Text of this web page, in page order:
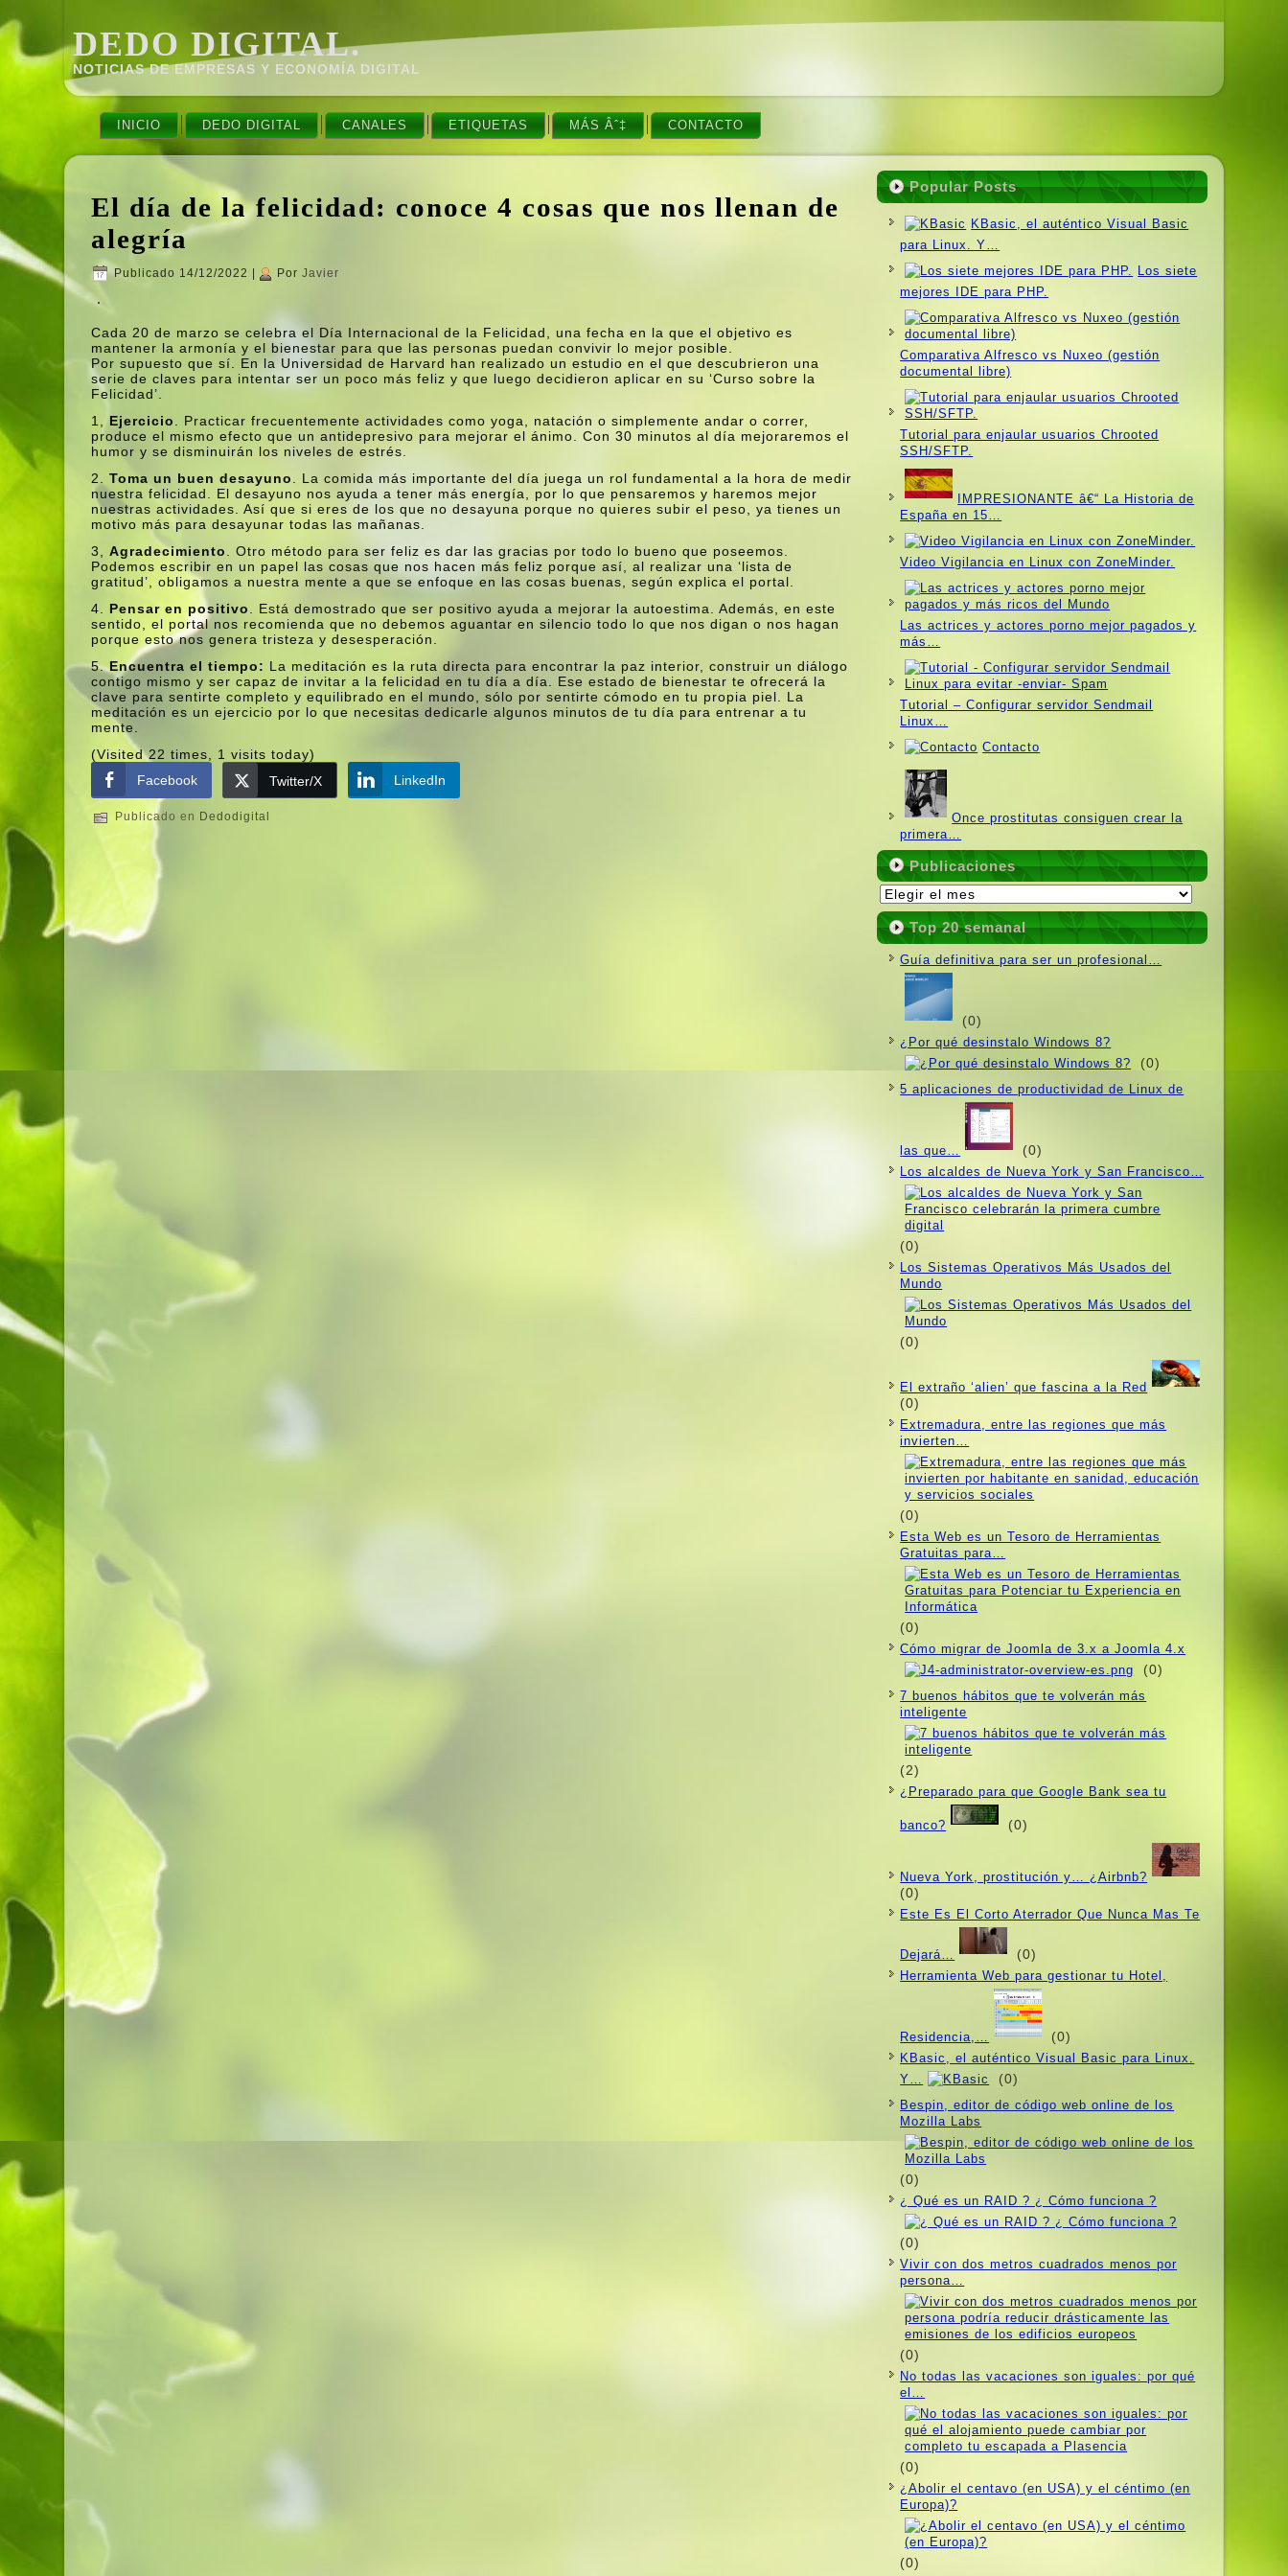
DEDO DIGITAL.
NOTICIAS DE EMPRESAS Y ECONOMÍ­A DIGITAL
INICIO DEDO DIGITAL CANALES ETIQUETAS MÁS Âˆ‡ CONTACTO
El dí­a de la felicidad: conoce 4 cosas que nos llenan de
alegrí­a
Publicado 14/12/2022 Por Javier
Cada 20 de marzo se celebra el Dí­a Internacional de la Felicidad, una fecha en la que el objetivo es
mantener la armoní­a y el bienestar para que las personas puedan convivir lo mejor posible.
Por supuesto que sí­. En la Universidad de Harvard han realizado un estudio en el que descubrieron una
serie de claves para intentar ser un poco más feliz y que luego decidieron aplicar en su ‘Curso sobre la
Felicidad’.
1, Ejercicio
. Practicar frecuentemente actividades como yoga, natación o simplemente andar o correr,
produce el mismo efecto que un antidepresivo para mejorar el ánimo. Con 30 minutos al dí­a mejoraremos el
humor y se disminuirán los niveles de estrés.
2.Toma un buen desayuno
. La comida más importante del dí­a juega un rol fundamental a la hora de medir
nuestra felicidad. El desayuno nos ayuda a tener más energí­a, por lo que pensaremos y haremos mejor
nuestras actividades. Así­ que si eres de los que no desayuna porque no quieres subir el peso, ya tienes un
motivo más para desayunar todas las mañanas.
3,Agradecimiento
. Otro método para ser feliz es dar las gracias por todo lo bueno que poseemos.
Podemos escribir en un papel las cosas que nos hacen más feliz porque así­, al realizar una ‘lista de
gratitud’, obligamos a nuestra mente a que se enfoque en las cosas buenas, según explica el portal.
4. Pensar en positivo
. Está demostrado que ser positivo ayuda a mejorar la autoestima. Además, en este
sentido, el portal nos recomienda que no debemos aguantar en silencio todo lo que nos digan o nos hagan
porque esto nos genera tristeza y desesperación.
5.Encuentra el tiempo: La meditación es la ruta directa para encontrar la paz interior, construir un diálogo
contigo mismo y ser capaz de invitar a la felicidad en tu dí­a a dí­a. Ese estado de bienestar te ofrecerá la
clave para sentirte completo y equilibrado en el mundo, sólo por sentirte cómodo en tu propia piel. La
meditación es un ejercicio por lo que necesitas dedicarle algunos minutos de tu dí­a para entrenar a tu
mente.
(Visited 22 times, 1 visits today)
Facebook
Twitter/X LinkedIn
Publicado en Dedodigital
Popular Posts
KBasic, el auténtico Visual Basic
para Linux. Y…
Los siete
mejores IDE para PHP.
Comparativa Alfresco vs Nuxeo (gestión
documental libre)
Tutorial para enjaular usuarios Chrooted
SSH/SFTP.
IMPRESIONANTE â€“ La Historia de
España en 15…
Video Vigilancia en Linux con ZoneMinder.
Las actrices y actores porno mejor pagados y
más…
Tutorial – Configurar servidor Sendmail
Linux…
Contacto
Once prostitutas consiguen crear la
primera…
Publicaciones
Publicaciones
Top 20 semanal
Guí­a definitiva para ser un profesional…
(0)
¿Por qué desinstalo Windows 8?
(0)
5 aplicaciones de productividad de Linux de
las que… (0)
Los alcaldes de Nueva York y San Francisco…
(0)
Los Sistemas Operativos Más Usados ​​del
Mundo
(0)
El extraño ‘alien’ que fascina a la Red
(0)
Extremadura, entre las regiones que más
invierten…
(0)
Esta Web es un Tesoro de Herramientas
Gratuitas para…
(0)
Cómo migrar de Joomla de 3.x a Joomla 4.x
(0)
7 buenos hábitos que te volverán más
inteligente
(2)
¿Preparado para que Google Bank sea tu
banco? (0)
Nueva York, prostitución y… ¿Airbnb?
(0)
Este Es El Corto Aterrador Que Nunca Mas Te
Dejará… (0)
Herramienta Web para gestionar tu Hotel,
Residencia,… (0)
KBasic, el auténtico Visual Basic para Linux.
Y…
(0)
Bespin, editor de código web online de los
Mozilla Labs
(0)
¿ Qué es un RAID ? ¿ Cómo funciona ?
(0)
Vivir con dos metros cuadrados menos por
persona…
(0)
No todas las vacaciones son iguales: por qué
el…
(0)
¿Abolir el centavo (en USA) y el céntimo (en
Europa)?
(0)